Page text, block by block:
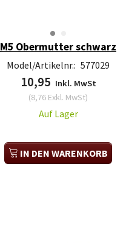
M5 Obermutter schwarz
Model/Artikelnr.: 577029
10,95 Inkl. MwSt
(8,76 Exkl. MwSt)
Auf Lager
IN DEN WARENKORB